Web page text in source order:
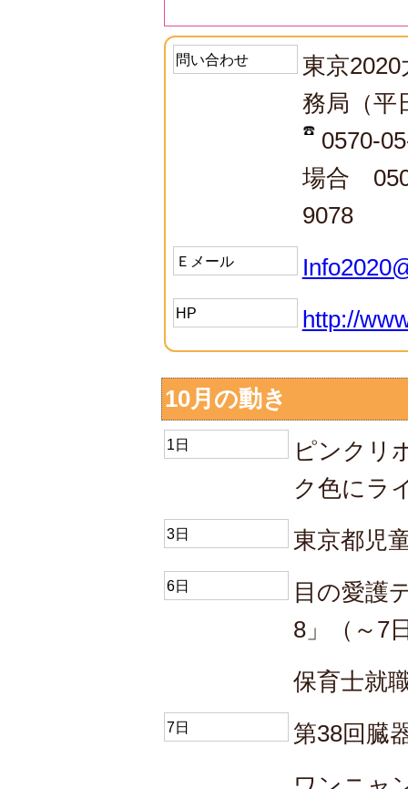
問い合わせ
東京
務局（平
0570-
場合
9078
Ｅメール
HP http://
10月の動き
1日
ピンクリ
ク色にラ
3日 東京都児
6日
目の愛護
8」（～7
保育士就
7日 第38回臓